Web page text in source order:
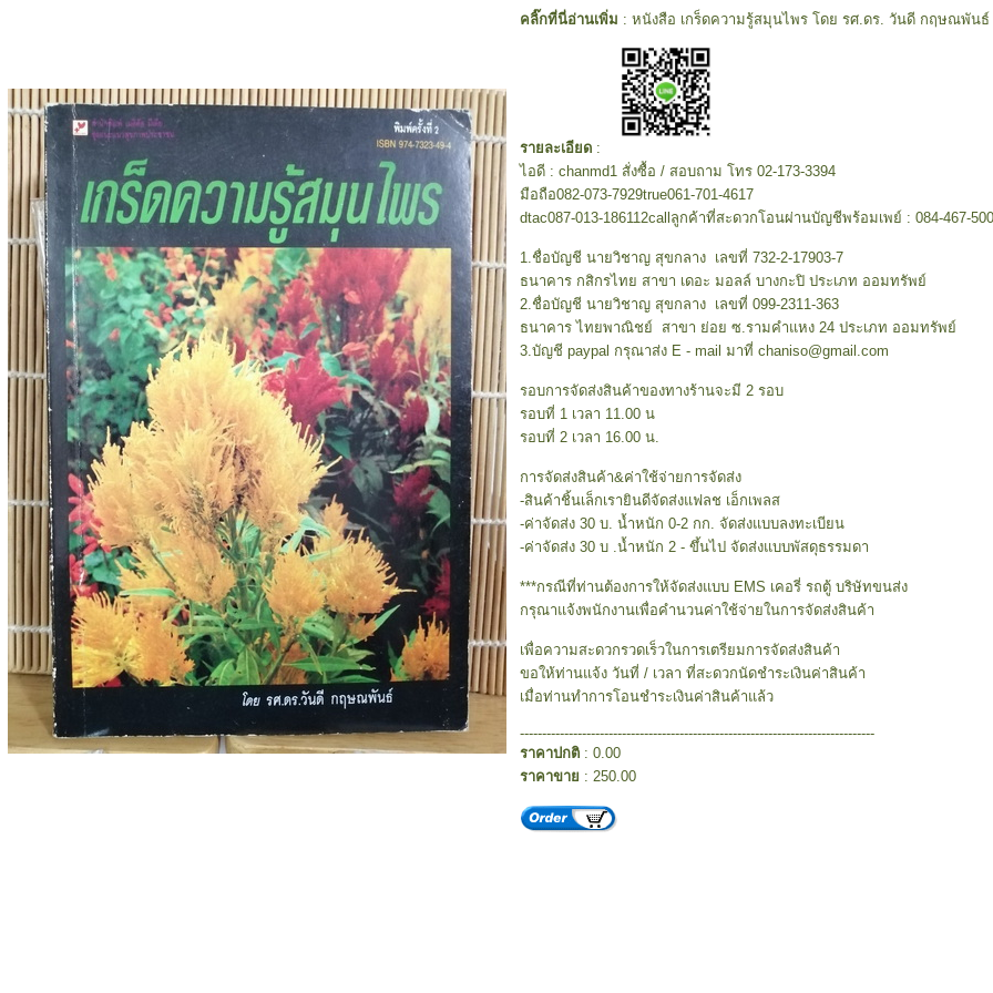
คลิ๊กที่นี่อ่านเพิ่ม : หนังสือ เกร็ดความรู้สมุนไพร โดย รศ.ดร. วันดี กฤษณพันธ์
รายละเอียด :
ไอดี : chanmd1 สั่งซื้อ / สอบถาม โทร 02-173-3394
มือถือ082-073-7929true061-701-4617
dtac087-013-186112callลูกค้าที่สะดวกโอนผ่านบัญชีพร้อมเพย์ : 084-467-
1.ชื่อบัญชี นายวิชาญ สุขกลาง เลขที่ 732-2-17903-7
ธนาคาร กสิกรไทย สาขา เดอะ มอลล์ บางกะปิ ประเภท ออมทรัพย์
2.ชื่อบัญชี นายวิชาญ สุขกลาง เลขที่ 099-2311-363
ธนาคาร ไทยพาณิชย์ สาขา ย่อย ซ.รามคำแหง 24 ประเภท ออมทรัพย์
3.บัญชี paypal กรุณาส่ง E - mail มาที่ chaniso@gmail.com
รอบการจัดส่งสินค้าของทางร้านจะมี 2 รอบ
รอบที่ 1 เวลา 11.00 น
รอบที่ 2 เวลา 16.00 น.
การจัดส่งสินค้า&ค่าใช้จ่ายการจัดส่ง
-สินค้าชิ้นเล็กเรายินดีจัดส่งแฟลช เอ็กเพลส
-ค่าจัดส่ง 30 บ. น้ำหนัก 0-2 กก. จัดส่งแบบลงทะเบียน
-ค่าจัดส่ง 30 บ .น้ำหนัก 2 - ขึ้นไป จัดส่งแบบพัสดุธรรมดา
***กรณีที่ท่านต้องการให้จัดส่งแบบ EMS เคอรี่ รถตู้ บริษัทขนส่ง
กรุณาแจ้งพนักงานเพื่อคำนวนค่าใช้จ่ายในการจัดส่งสินค้า
เพื่อความสะดวกรวดเร็วในการเตรียมการจัดส่งสินค้า
ขอให้ท่านแจ้ง วันที่ / เวลา ที่สะดวกนัดชำระเงินค่าสินค้า
เมื่อท่านทำการโอนชำระเงินค่าสินค้าแล้ว
--------------------------------------------------------------------------------
ราคาปกติ : 0.00
ราคาขาย : 250.00